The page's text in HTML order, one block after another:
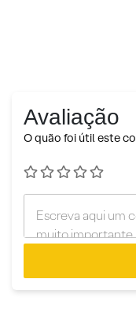
Avaliação
O quão foi útil este